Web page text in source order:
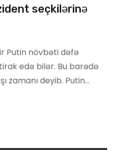
seçkilərinə
Putin növbəti dəfə
edə bilər. Bu barədə
zamanı deyib. Putin…